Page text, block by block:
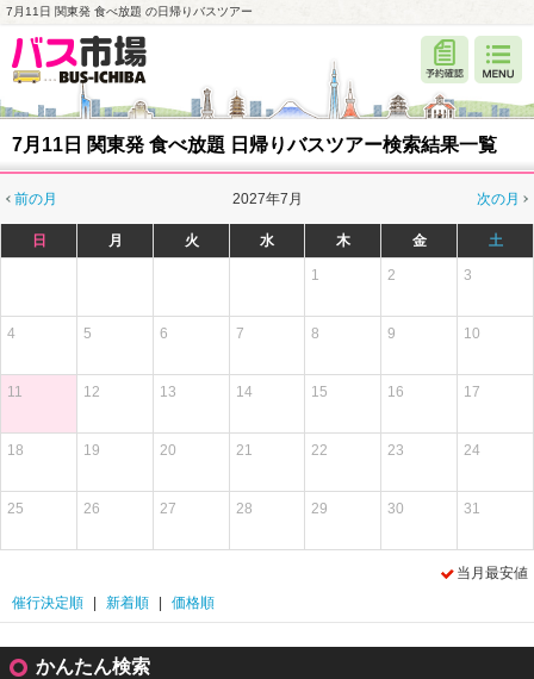
7月11日 関東発 食べ放題 の日帰りバスツアー
7月11日 関東発 食べ放題 日帰りバスツアー検索結果一覧
前の月 次の月
2027年7月
日 月 火 水 木 金 土
1 2 3
4 5 6 7 8 9 10
11 12 13 14 15 16 17
18 19 20 21 22 23 24
25 26 27 28 29 30 31
当月最安値
催行決定順
新着順 価格順
かんたん検索